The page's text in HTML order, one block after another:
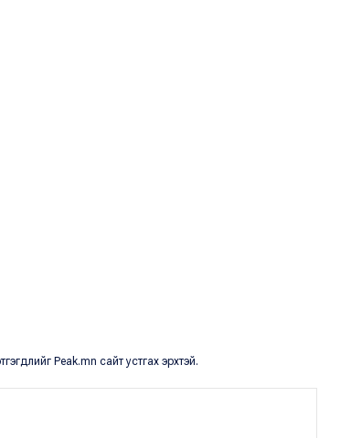
Peak.mn сайт устгах эрхтэй.